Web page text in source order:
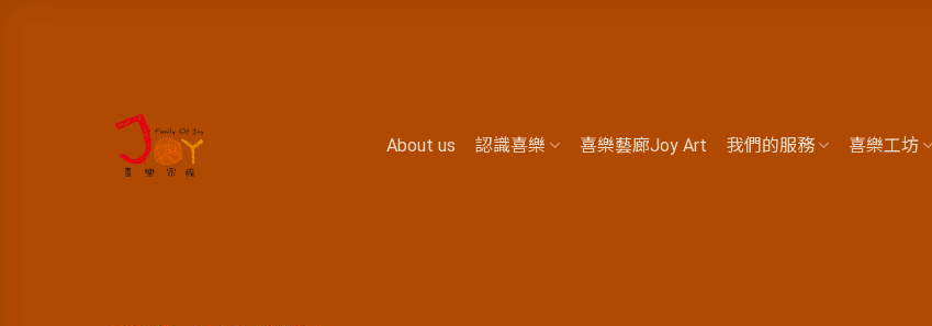
About us 認識喜樂 喜樂藝廊Joy Art 我們的服務 喜樂工坊